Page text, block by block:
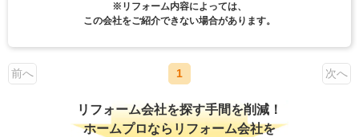
※リフォーム内容によっては、
この会社をご紹介できない場合があります。
前へ 1 次へ
リフォーム会社を探す手間を削減！
ホームプロならリフォーム会社を